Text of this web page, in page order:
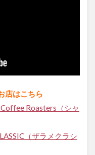
店はこちら
Roasters（シャ
（ザラメクラシ